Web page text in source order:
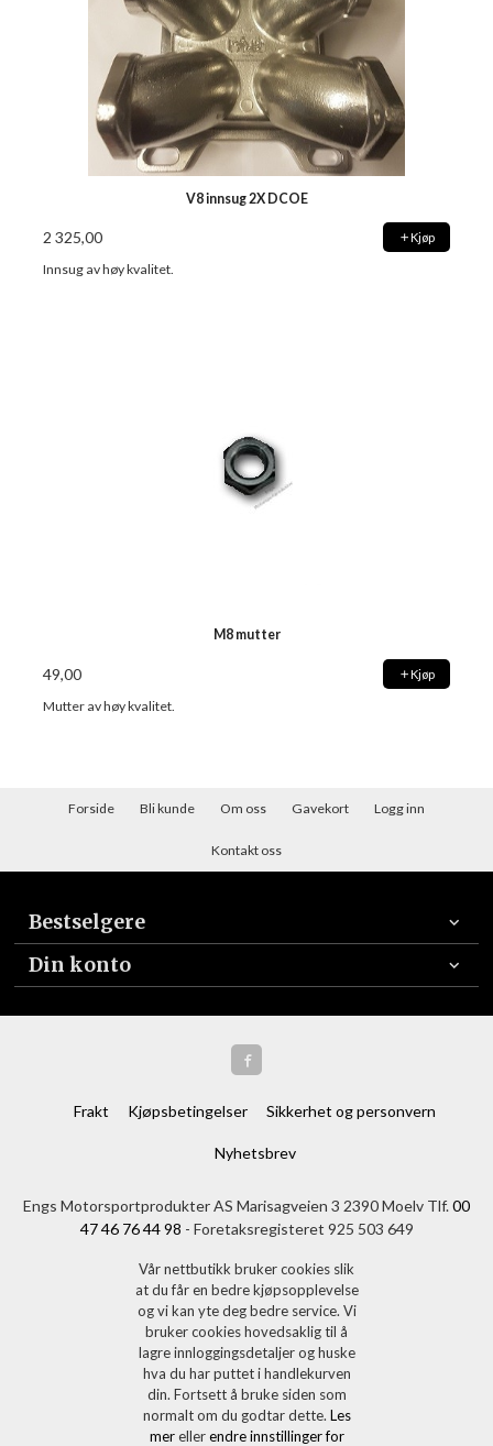
V8 innsug 2X DCOE
2 325,00 Kjøp
Innsug av høy kvalitet.
M8 mutter
49,00 Kjøp
Mutter av høy kvalitet.
Forside Bli kunde Om oss Gavekort Logg inn
Kontakt oss
Bestselgere
Din konto
Frakt Kjøpsbetingelser Sikkerhet og personvern
Nyhetsbrev
Engs Motorsportprodukter AS Marisagveien 3 2390 Moelv Tlf.00
47 46 76 44 98 - Foretaksregisteret 925 503 649
Vår nettbutikk bruker cookies slik
at du får en bedre kjøpsopplevelse
og vi kan yte deg bedre service. Vi
bruker cookies hovedsaklig til å
lagre innloggingsdetaljer og huske
hva du har puttet i handlekurven
din. Fortsett å bruke siden som
normalt om du godtar dette. Les
merellerendre innstillinger for